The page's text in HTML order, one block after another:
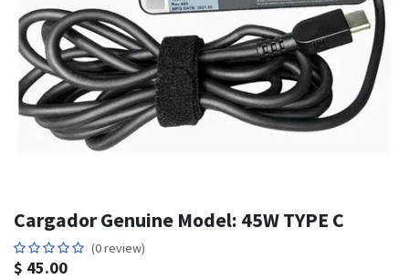
Cargador Genuine Model: 45W TYPE C
(0 review)
$ 45.00